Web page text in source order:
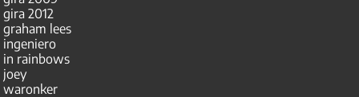
gira 2012
graham lees
ingeniero
in rainbows
joey
waronker